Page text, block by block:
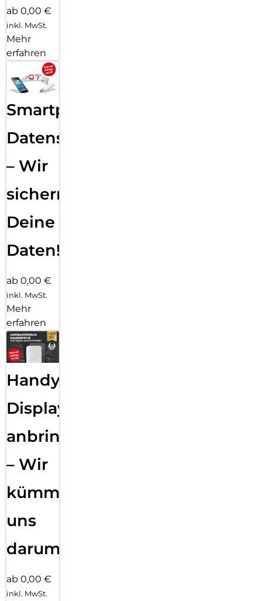
ab 0,00 €
inkl. MwSt.
Mehr
erfahren
Smartphone
Datensicherung
– Wir
sichern
Deine
Daten!
ab 0,00 €
inkl. MwSt.
Mehr
erfahren
Handy
Displayfolie
anbringen
– Wir
kümmern
uns
darum!
ab 0,00 €
inkl. MwSt.